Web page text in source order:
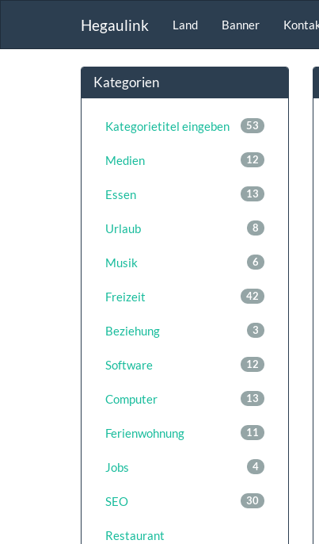
Hegaulink Land Banner
Kategorien
53
Kategorietitel eingeben
12
Medien
13
Essen
8
Urlaub
6
Musik
42
Freizeit
3
Beziehung
12
Software
13
Computer
11
Ferienwohnung
4
Jobs
30
SEO
Restaurant